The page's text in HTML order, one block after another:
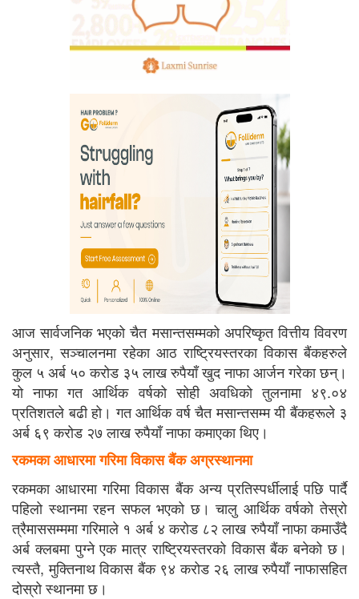
आज सार्वजनिक भएको चैत मसान्तसम्मको अपरिष्कृत वित्तीय विवरण
अनुसार, सञ्चालनमा रहेका आठ राष्ट्रियस्तरका विकास बैंकहरुले
कुल ५ अर्ब ५० करोड ३५ लाख रुपैयाँ खुद नाफा आर्जन गरेका छन्।
यो नाफा गत आर्थिक वर्षको सोही अवधिको तुलनामा ४९.०४
प्रतिशतले बढी हो। गत आर्थिक वर्ष चैत मसान्तसम्म यी बैंकहरूले ३
अर्ब ६९ करोड २७ लाख रुपैयाँ नाफा कमाएका थिए।
रकमका आधारमा गरिमा विकास बैंक अग्रस्थानमा
रकमका आधारमा गरिमा विकास बैंक अन्य प्रतिस्पर्धीलाई पछि पार्दै
पहिलो स्थानमा रहन सफल भएको छ। चालु आर्थिक वर्षको तेस्रो
त्रैमाससम्ममा गरिमाले १ अर्ब ४ करोड ८२ लाख रुपैयाँ नाफा कमाउँदै
अर्ब क्लबमा पुग्ने एक मात्र राष्ट्रियस्तरको विकास बैंक बनेको छ।
त्यस्तै, मुक्तिनाथ विकास बैंक ९४ करोड २६ लाख रुपैयाँ नाफासहित
दोस्रो स्थानमा छ।